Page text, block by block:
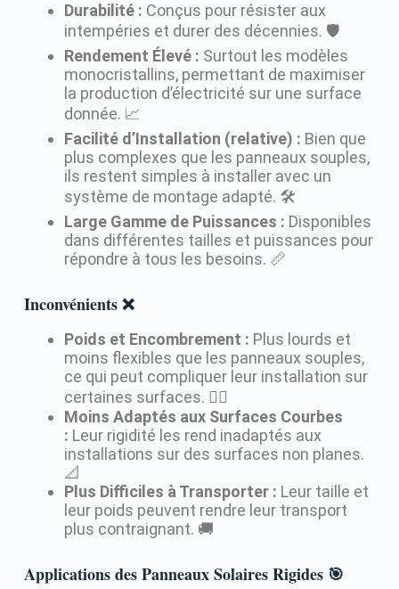
Durabilité : Conçus pour résister aux
intempéries et durer des décennies. 🛡️
Rendement Élevé : Surtout les modèles
monocristallins, permettant de maximiser
la production d’électricité sur une surface
donnée. 📈
Facilité d’Installation (relative) : Bien que
plus complexes que les panneaux souples,
ils restent simples à installer avec un
système de montage adapté. 🛠️
Large Gamme de Puissances : Disponibles
dans différentes tailles et puissances pour
répondre à tous les besoins. 📏
Inconvénients ❌
Poids et Encombrement : Plus lourds et
moins flexibles que les panneaux souples,
ce qui peut compliquer leur installation sur
certaines surfaces. 🏋️‍♀️
Moins Adaptés aux Surfaces Courbes
: Leur rigidité les rend inadaptés aux
installations sur des surfaces non planes.
📐
Plus Difficiles à Transporter : Leur taille et
leur poids peuvent rendre leur transport
plus contraignant. 🚚
Applications des Panneaux Solaires Rigides 🎯